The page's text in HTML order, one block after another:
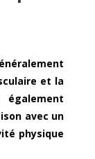
et la
avec un
physique